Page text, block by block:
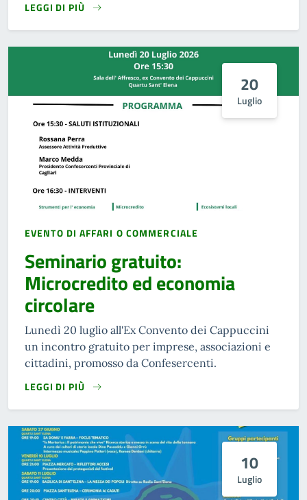
LEGGI DI PIÙ
20
Luglio
EVENTO DI AFFARI O COMMERCIALE
Seminario gratuito:
Microcredito ed economia
circolare
Lunedì 20 luglio all'Ex Convento dei Cappuccini
un incontro gratuito per imprese, associazioni e
cittadini, promosso da Confesercenti.
LEGGI DI PIÙ
10
Luglio